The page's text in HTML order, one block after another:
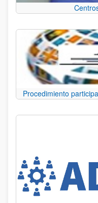
Procedimiento